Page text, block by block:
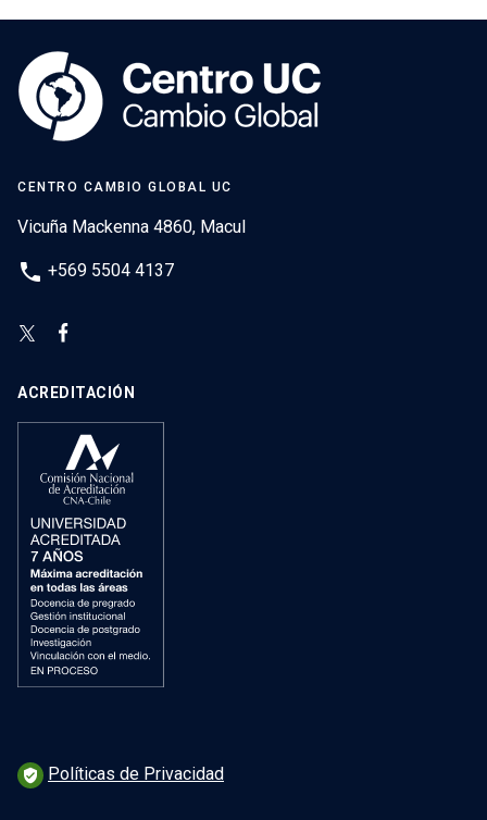
CENTRO CAMBIO GLOBAL UC
Vicuña Mackenna 4860, Macul
phone +569 5504 4137
ACREDITACIÓN
verified_user Políticas de Privacidad